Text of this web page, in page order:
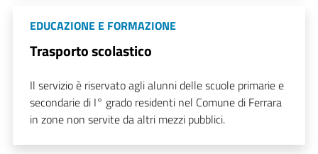
EDUCAZIONE E FORMAZIONE
Trasporto scolastico
Il servizio è riservato agli alunni delle scuole primarie e
secondarie di I° grado residenti nel Comune di Ferrara
in zone non servite da altri mezzi pubblici.